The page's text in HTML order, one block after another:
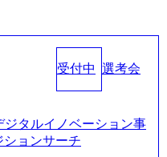
受付中 選考会
ジタルイノベーション事
ョンサーチ